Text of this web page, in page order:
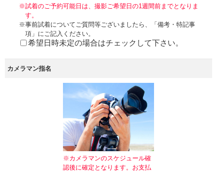
※試着のご予約可能日は、撮影ご希望日の1週間前までとなりま
す。
※事前試着についてご質問等ございましたら、「備考・特記事
項」にご記入ください。
希望日時未定の場合はチェックして下さい。
カメラマン指名
※カメラマンのスケジュール確
認後に確定となります。お支払